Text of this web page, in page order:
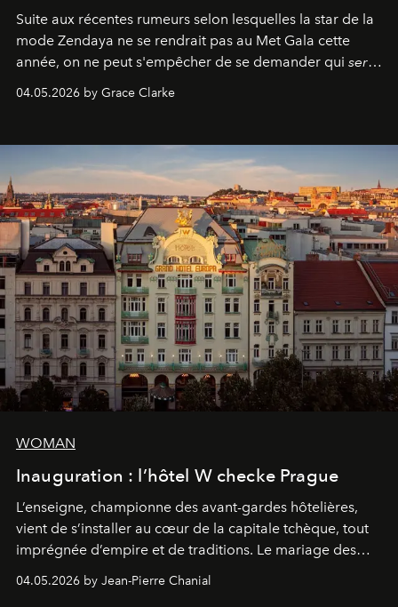
Suite aux récentes rumeurs selon lesquelles la star de la
mode Zendaya ne se rendrait pas au Met Gala cette
année, on ne peut s'empêcher de se demander qui sera
04.05.2026 by Grace Clarke
WOMAN
Inauguration : l’hôtel W checke Prague
L’enseigne, championne des avant-gardes hôtelières,
vient de s’installer au cœur de la capitale tchèque, tout
imprégnée d’empire et de traditions. Le mariage des
extrêmes fait merveille.
04.05.2026 by Jean-Pierre Chanial